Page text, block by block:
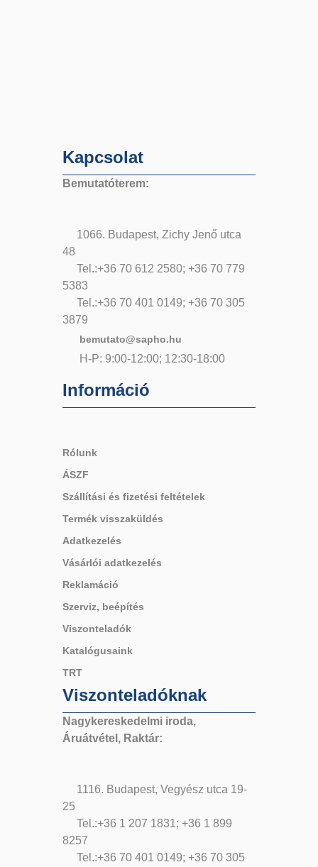
Kapcsolat
Bemutatóterem:
1066. Budapest, Zichy Jenő utca
48
Tel.:+36 70 612 2580; +36 70 779
5383
Tel.:+36 70 401 0149; +36 70 305
3879
bemutato@sapho.hu
H-P: 9:00-12:00; 12:30-18:00
Információ
Rólunk
ÁSZF
Szállítási és fizetési feltételek
Termék visszaküldés
Adatkezelés
Vásárlói adatkezelés
Reklamáció
Szerviz, beépítés
Viszonteladók
Katalógusaink
TRT
Viszonteladóknak
Nagykereskedelmi iroda,
Áruátvétel, Raktár:
1116. Budapest, Vegyész utca 19-
25
Tel.:+36 1 207 1831; +36 1 899
8257
Tel.:+36 70 401 0149; +36 70 305